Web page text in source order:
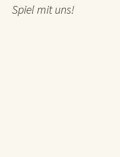
Spiel mit uns!